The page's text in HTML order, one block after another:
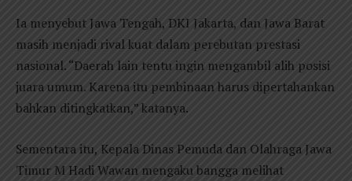
Ia menyebut Jawa Tengah, DKI Jakarta, dan Jawa Barat
masih menjadi rival kuat dalam perebutan prestasi
nasional. “Daerah lain tentu ingin mengambil alih posisi
juara umum. Karena itu pembinaan harus dipertahankan
bahkan ditingkatkan,” katanya.
Sementara itu, Kepala Dinas Pemuda dan Olahraga Jawa
Timur M Hadi Wawan mengaku bangga melihat